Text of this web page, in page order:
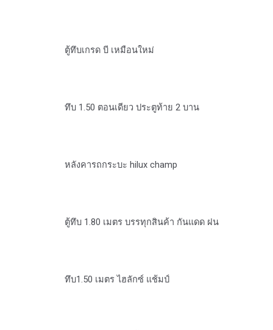
ตู้ทึบเกรด บี เหมือนใหม่
ทึบ 1.50 ตอนเดียว ประตูท้าย 2 บาน
หลังคารถกระบะ hilux champ
ตู้ทึบ 1.80 เมตร บรรทุกสินค้า กันแดด ฝน
ทึบ1.50 เมตร ไฮลักซ์ แช้มป์